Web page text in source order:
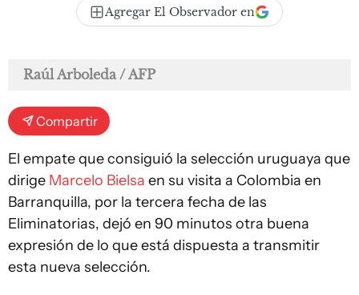
Agregar El Observador en
Raúl Arboleda / AFP
Compartir
El empate que consiguió la selección uruguaya que
dirige Marcelo Bielsa en su visita a Colombia en
Barranquilla, por la tercera fecha de las
Eliminatorias, dejó en 90 minutos otra buena
expresión de lo que está dispuesta a transmitir
esta nueva selección.